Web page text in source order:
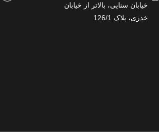
خیابان سنایی، بالاتر از خیابان
خدری، پلاک 126/1